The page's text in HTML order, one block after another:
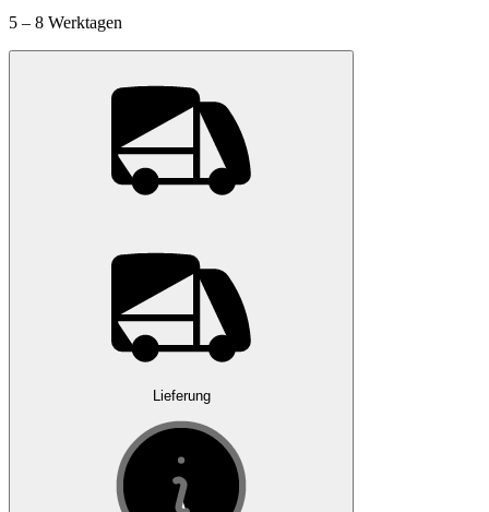
5 – 8 Werktagen
Lieferung